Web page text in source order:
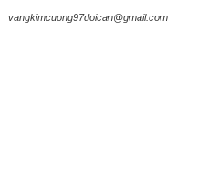
vangkimcuong97doican@gmail.com